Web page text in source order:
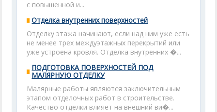
с повышенной и...
Отделка внутренних поверхностей
Отделку этажа начинают, если над ним уже есть
не менее трех междуэтажных перекрытий или
уже устроена кровля. Отделка внутренних �...
ПОДГОТОВКА ПОВЕРХНОСТЕЙ ПОД
МАЛЯРНУЮ ОТДЕЛКУ
Малярные работы являются заключительным
этапом отделочных работ в строительстве.
Качество отделки влияет на внешний ви�...